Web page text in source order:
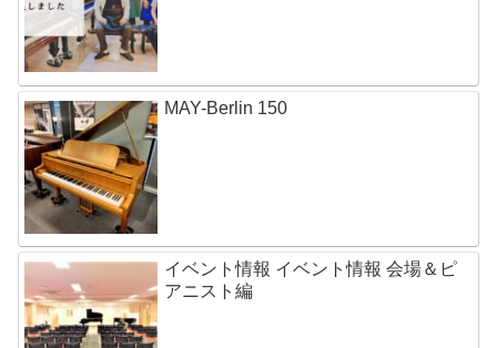
MAY-Berlin 150
イベント情報 イベント情報 会場＆ピ
アニスト編